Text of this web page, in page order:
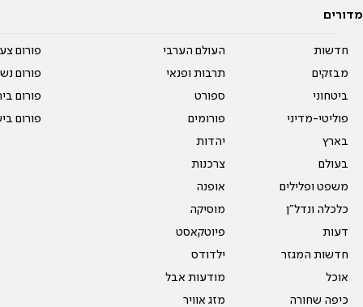
מדורים
חדשות
מבזקים
ביטחוני
פוליטי-מדיני
בארץ
בעולם
משפט ופלילים
כלכלה ונדל"ן
דעות
חדשות המגזר
אוכל
כיפה שחורה
העולם הערבי
תרבות ופנאי
ספורט
פורומים
יהדות
צרכנות
אופנה
מוסיקה
פיוטקאסט
ילדודס
מודעות אבל
מזג אוויר
פורום
פורום
פורום
פורום